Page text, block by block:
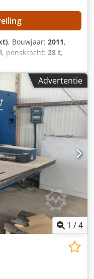
, Bouwjaar: 2011,
, ponskracht: 28 t,
onderdelen van
systeem
Vervanging van de
Werkgebied:
Plaatlengte door
max. 200 kg
60 m/min
60 m/min
X- en Y-as: max. 85
max. 250
max. 800
reeds
Advertentie
1 /4